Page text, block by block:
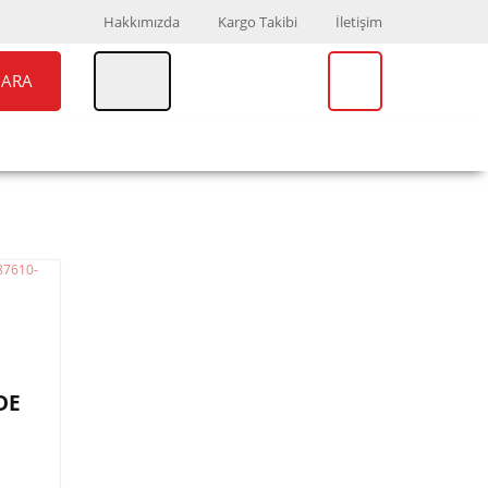
Hakkımızda Kargo Takibi İletişim
ARA